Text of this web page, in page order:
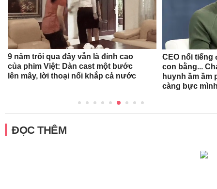
9 năm trôi qua đây vẫn là đỉnh cao
của phim Việt: Dàn cast một bước
lên mây, lời thoại nổi khắp cả nước
CEO nổi tiếng
con bằng...
huynh ầm ầm
càng bực
ĐỌC THÊM